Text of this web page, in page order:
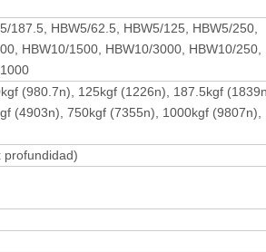
187.5, HBW5/62.5, HBW5/125, HBW5/250,
HBW10/1500, HBW10/3000, HBW10/250,
(980.7n), 125kgf (1226n), 187.5kgf
(4903n), 750kgf (7355n), 1000kgf (9807n),
profundidad)